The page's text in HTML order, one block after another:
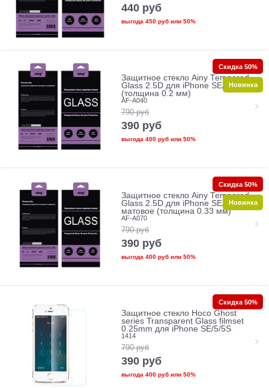
440 руб
выгода 450 рубили 50%
Защитное стекло Ainy Tempered
Glass 2.5D для iPhone SE/5/5c/5s
(толщина 0.2 мм)
AF-A040
790 руб
390 руб
выгода 400 рубили 50%
Скидка 50%
Новинка
Защитное стекло Ainy Tempered
Glass 2.5D для iPhone SE/5/5c/5s
матовое (толщина 0.33 мм)
AF-A070
790 руб
390 руб
выгода 400 рубили 50%
Скидка 50%
Новинка
Защитное стекло Hoco Ghost
series Transparent Glass filmset
0.25mm для iPhone SE/5/5S
1414
790 руб
390 руб
выгода 400 рубили 50%
Скидка 50%